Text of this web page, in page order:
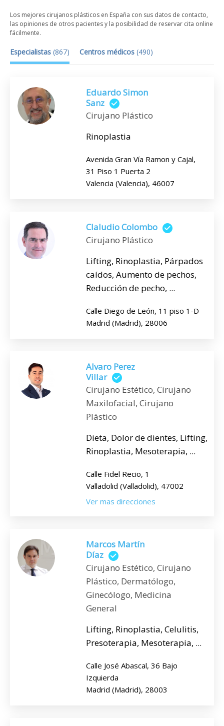
Los mejores cirujanos plásticos en España con sus datos de contacto,
las opiniones de otros pacientes y la posibilidad de reservar cita online
fácilmente.
Especialistas (867) Centros médicos (490)
Eduardo Simon
Sanz
Cirujano Plástico
Rinoplastia
Avenida Gran Vía Ramon y Cajal,
31 Piso 1 Puerta 2
Valencia (Valencia), 46007
Claludio Colombo
Cirujano Plástico
Lifting, Rinoplastia, Párpados
caídos, Aumento de pechos,
Reducción de pecho, ...
Calle Diego de León, 11 piso 1-D
Madrid (Madrid), 28006
Alvaro Perez
Villar
Cirujano Estético, Cirujano
Maxilofacial, Cirujano
Plástico
Dieta, Dolor de dientes, Lifting,
Rinoplastia, Mesoterapia, ...
Calle Fidel Recio, 1
Valladolid (Valladolid), 47002
Ver mas direcciones
Marcos Martín
Díaz
Cirujano Estético, Cirujano
Plástico, Dermatólogo,
Ginecólogo, Medicina
General
Lifting, Rinoplastia, Celulitis,
Presoterapia, Mesoterapia, ...
Calle José Abascal, 36 Bajo
Izquierda
Madrid (Madrid), 28003